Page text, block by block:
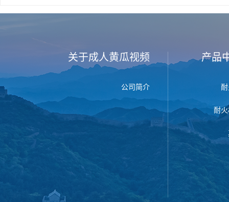
关于成人黄瓜视频
公司简介
产品
耐